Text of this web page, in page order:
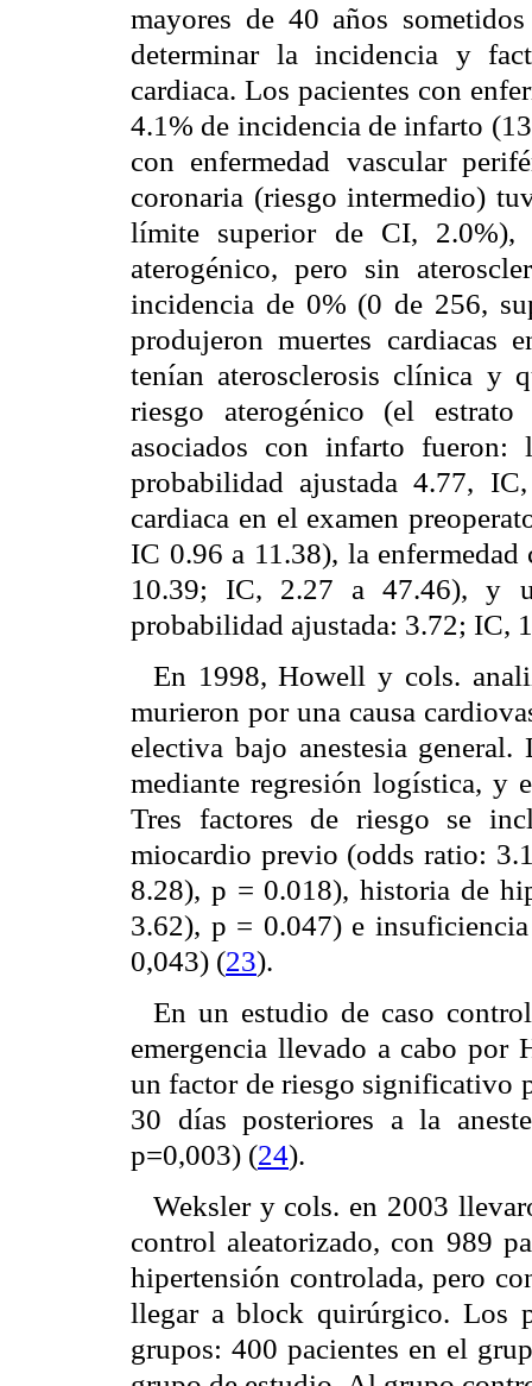
mayores de 40 años
determinar la incidencia y
cardiaca. Los pacientes con
4.1% de incidencia de infarto
con enfermedad vascular
coronaria (riesgo intermedio)
límite superior de CI, 2.0%),
aterogénico, pero sin
incidencia de 0% (0 de 256,
produjeron muertes
tenían aterosclerosis clínica y
riesgo aterogénico (el
asociados con infarto
probabilidad ajustada 4.77,
cardiaca en el examen
IC 0.96 a 11.38), la
10.39; IC, 2.27 a 47.46), y
probabilidad ajustada: 3.72; IC,
En 1998, Howell y cols.
murieron por una causa
electiva bajo anestesia
mediante regresión logística, y
Tres factores de riesgo se
miocardio previo (odds ratio:
8.28), p = 0.018), historia de
3.62), p = 0.047) e
0,043) (23).
En un estudio de caso
emergencia llevado a cabo
un factor de riesgo significativo
30 días posteriores a la
p=0,003) (24).
Weksler y cols. en 2003
control aleatorizado, con 989
hipertensión controlada, pero
llegar a block quirúrgico. Los
grupos: 400 pacientes en el